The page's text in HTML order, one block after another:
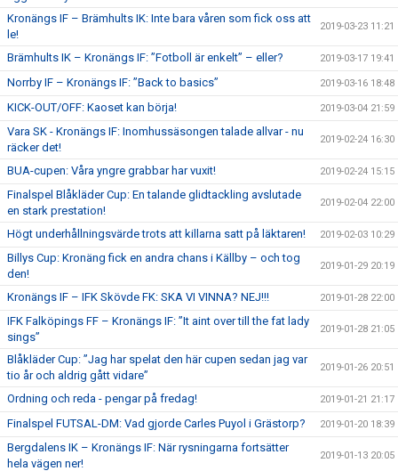
Kronängs IF – Brämhults IK: Inte bara våren som fick oss att
le!
2019-03-23 11:21
Brämhults IK – Kronängs IF: ”Fotboll är enkelt” – eller? 2019-03-17 19:41
Norrby IF – Kronängs IF: ”Back to basics” 2019-03-16 18:48
KICK-OUT/OFF: Kaoset kan börja! 2019-03-04 21:59
Vara SK - Kronängs IF: Inomhussäsongen talade allvar - nu
räcker det!
2019-02-24 16:30
BUA-cupen: Våra yngre grabbar har vuxit! 2019-02-24 15:15
Finalspel Blåkläder Cup: En talande glidtackling avslutade
en stark prestation!
2019-02-04 22:00
Högt underhållningsvärde trots att killarna satt på läktaren! 2019-02-03 10:29
Billys Cup: Kronäng fick en andra chans i Källby – och tog
den!
2019-01-29 20:19
Kronängs IF – IFK Skövde FK: SKA VI VINNA? NEJ!!! 2019-01-28 22:00
IFK Falköpings FF – Kronängs IF: ”It aint over till the fat lady
sings”
2019-01-28 21:05
Blåkläder Cup: ”Jag har spelat den här cupen sedan jag var
tio år och aldrig gått vidare”
2019-01-26 20:51
Ordning och reda - pengar på fredag! 2019-01-21 21:17
Finalspel FUTSAL-DM: Vad gjorde Carles Puyol i Grästorp? 2019-01-20 18:39
Bergdalens IK – Kronängs IF: När rysningarna fortsätter
hela vägen ner!
2019-01-13 20:05